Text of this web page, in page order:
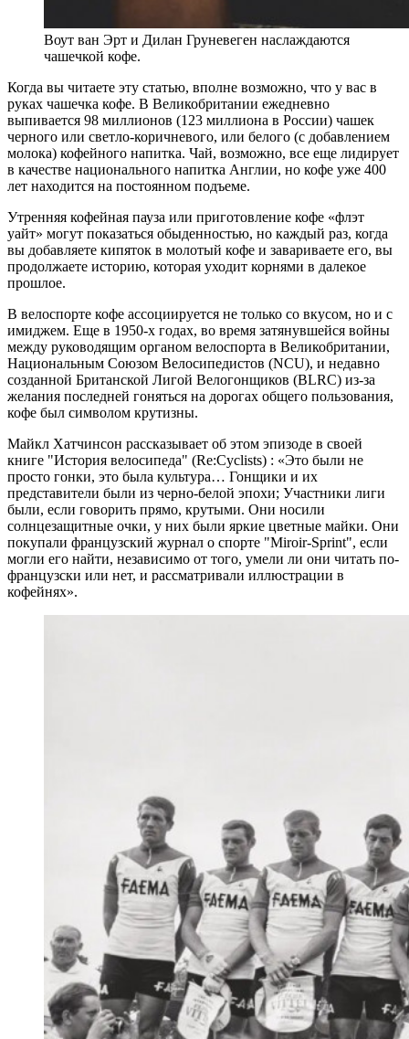
Воут ван Эрт и Дилан Груневеген наслаждаются
чашечкой кофе.
Когда вы читаете эту статью, вполне возможно, что у вас в
руках чашечка кофе. В Великобритании ежедневно
выпивается 98 миллионов (123 миллиона в России) чашек
черного или светло-коричневого, или белого (с добавлением
молока) кофейного напитка. Чай, возможно, все еще лидирует
в качестве национального напитка Англии, но кофе уже 400
лет находится на постоянном подъеме.
Утренняя кофейная пауза или приготовление кофе «флэт
уайт» могут показаться обыденностью, но каждый раз, когда
вы добавляете кипяток в молотый кофе и завариваете его, вы
продолжаете историю, которая уходит корнями в далекое
прошлое.
В велоспорте кофе ассоциируется не только со вкусом, но и с
имиджем. Еще в 1950-х годах, во время затянувшейся войны
между руководящим органом велоспорта в Великобритании,
Национальным Союзом Велосипедистов (NCU), и недавно
созданной Британской Лигой Велогонщиков (BLRC) из-за
желания последней гоняться на дорогах общего пользования,
кофе был символом крутизны.
Майкл Хатчинсон рассказывает об этом эпизоде в своей
книге "История велосипеда" (Re:Cyclists) : «Это были не
просто гонки, это была культура… Гонщики и их
представители были из черно-белой эпохи; Участники лиги
были, если говорить прямо, крутыми. Они носили
солнцезащитные очки, у них были яркие цветные майки. Они
покупали французский журнал о спорте "Miroir-Sprint", если
могли его найти, независимо от того, умели ли они читать по-
французски или нет, и рассматривали иллюстрации в
кофейнях».